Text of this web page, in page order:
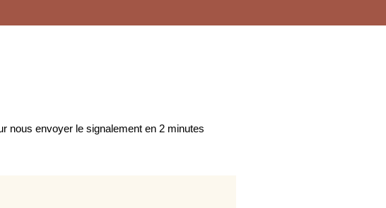
nous envoyer le signalement en 2 minutes